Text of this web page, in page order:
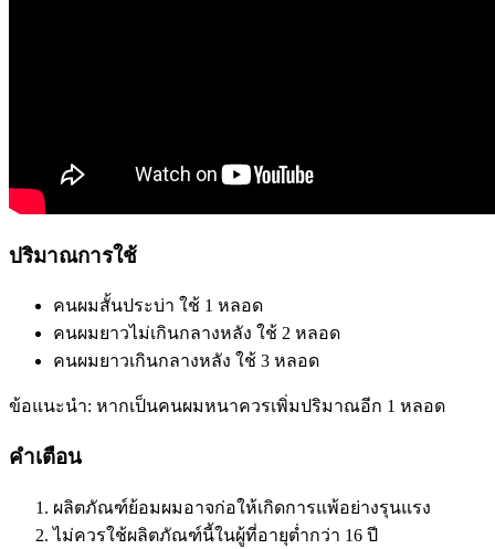
ปริมาณการใช้
คนผมสั้นประบ่า ใช้ 1 หลอด
คนผมยาวไม่เกินกลางหลัง ใช้ 2 หลอด
คนผมยาวเกินกลางหลัง ใช้ 3 หลอด
ข้อแนะนำ: หากเป็นคนผมหนาควรเพิ่มปริมาณอีก 1 หลอด
คำเตือน
ผลิตภัณฑ์ย้อมผมอาจก่อให้เกิดการแพ้อย่างรุนแรง
ไม่ควรใช้ผลิตภัณฑ์นี้ในผู้ที่อายุต่ำกว่า 16 ปี